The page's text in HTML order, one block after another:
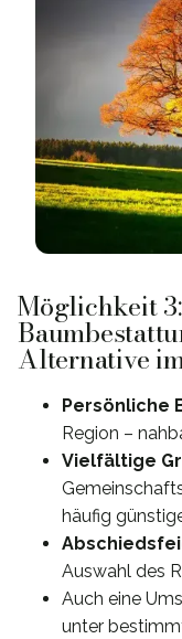
Möglichkeit
Alternative
Persönliche
Region –
Vielfältige
häufig
Auswahl des
Auch eine
unter